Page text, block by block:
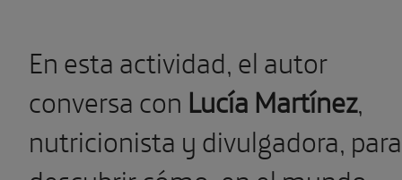
En esta actividad, el autor
conversa con Lucía Martínez,
nutricionista y divulgadora, para